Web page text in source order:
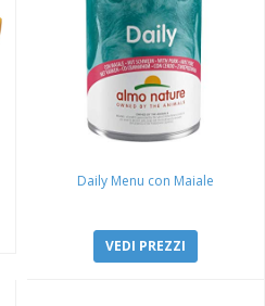
Daily Menu con Maiale
VEDI PREZZI